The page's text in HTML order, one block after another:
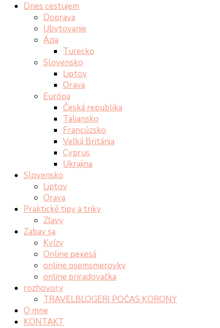
Dnes cestujem
Doprava
Ubytovanie
Ázia
Turecko
Slovensko
Liptov
Orava
Európa
Česká republika
Taliansko
Francúzsko
Veľká Británia
Cyprus
Ukrajina
Slovensko
Liptov
Orava
Praktické tipy a triky
Zľavy
Zabav sa
Kvízy
Online pexesá
online osemsmerovky
online priraďovačka
rozhovory
TRAVELBLOGERI POČAS KORONY
O mne
KONTAKT